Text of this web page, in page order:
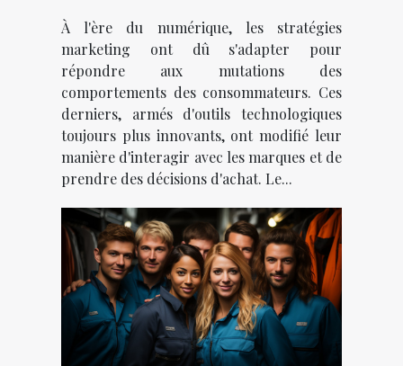
À l'ère du numérique, les stratégies
marketing ont dû s'adapter pour
répondre aux mutations des
comportements des consommateurs. Ces
derniers, armés d'outils technologiques
toujours plus innovants, ont modifié leur
manière d'interagir avec les marques et de
prendre des décisions d'achat. Le...